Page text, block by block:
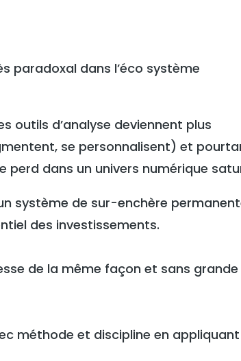
paradoxal dans l’éco système
outils d’analyse deviennent plus
se personnalisent) et
perd dans un univers numérique
système de sur-enchère
des investissements.
de la même façon et sans grande
méthode et discipline en